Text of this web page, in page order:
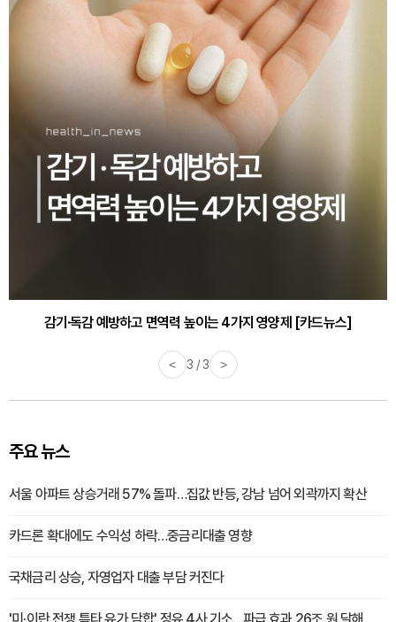
감기·독감 예방하고 면역력 높이는 4가지 영양제 [카드뉴스]
< 3 / 3 >
주요 뉴스
서울 아파트 상승거래 57% 돌파…집값 반등, 강남 넘어 외곽까지 확산
카드론 확대에도 수익성 하락…중금리대출 영향
국채금리 상승, 자영업자 대출 부담 커진다